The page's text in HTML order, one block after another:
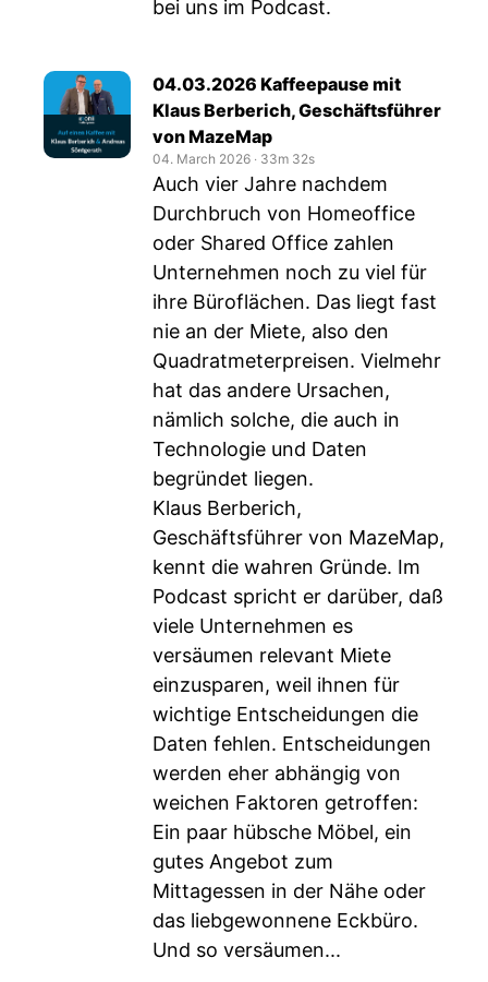
bei uns im Podcast.
04.03.2026 Kaffeepause mit
Klaus Berberich, Geschäftsführer
von MazeMap
04. March 2026 ‧ 33m 32s
Auch vier Jahre nachdem
Durchbruch von Homeoffice
oder Shared Office zahlen
Unternehmen noch zu viel für
ihre Büroflächen. Das liegt fast
nie an der Miete, also den
Quadratmeterpreisen. Vielmehr
hat das andere Ursachen,
nämlich solche, die auch in
Technologie und Daten
begründet liegen.
Klaus Berberich,
Geschäftsführer von MazeMap,
kennt die wahren Gründe. Im
Podcast spricht er darüber, daß
viele Unternehmen es
versäumen relevant Miete
einzusparen, weil ihnen für
wichtige Entscheidungen die
Daten fehlen. Entscheidungen
werden eher abhängig von
weichen Faktoren getroffen:
Ein paar hübsche Möbel, ein
gutes Angebot zum
Mittagessen in der Nähe oder
das liebgewonnene Eckbüro.
Und so versäumen...